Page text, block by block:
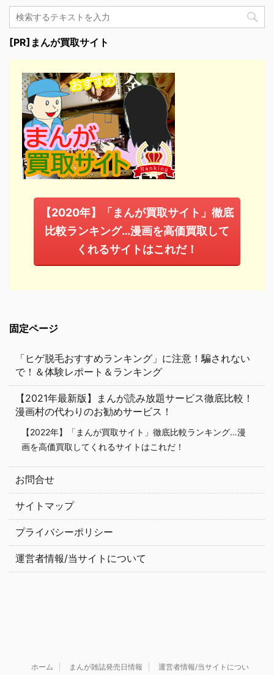
[PR]まんが買取サイト
【2020年】「まんが買取サイト」徹底
比較ランキング…漫画を高価買取して
くれるサイトはこれだ！
固定ページ
「ヒゲ脱毛おすすめランキング」に注意！騙されない
で！＆体験レポート＆ランキング
【2021年最新版】まんが読み放題サービス徹底比較！
漫画村の代わりのお勧めサービス！
【2022年】「まんが買取サイト」徹底比較ランキング…漫
画を高価買取してくれるサイトはこれだ！
お問合せ
サイトマップ
プライバシーポリシー
運営者情報/当サイトについて
ホーム まんが雑誌発売日情報 運営者情報/当サイトについ